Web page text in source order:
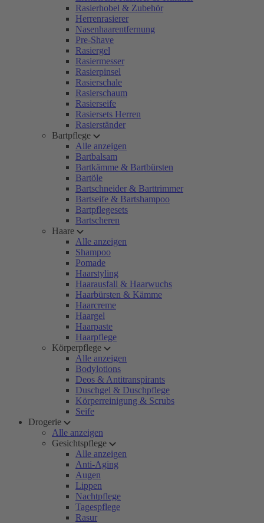
Rasierhobel & Zubehör
Herrenrasierer
Nasenhaarentfernung
Pre-Shave
Rasiergel
Rasiermesser
Rasierpinsel
Rasierschale
Rasierschaum
Rasierseife
Rasiersets Herren
Rasierständer
Bartpflege
Alle anzeigen
Bartbalsam
Bartkämme & Bartbürsten
Bartöle
Bartschneider & Barttrimmer
Bartseife & Bartshampoo
Bartpflegesets
Bartscheren
Haare
Alle anzeigen
Shampoo
Pomade
Haarstyling
Haarausfall & Haarwuchs
Haarbürsten & Kämme
Haarcreme
Haargel
Haarpaste
Haarpflege
Körperpflege
Alle anzeigen
Bodylotions
Deos & Antitranspirants
Duschgel & Duschpflege
Körperreinigung & Scrubs
Seife
Drogerie
Alle anzeigen
Gesichtspflege
Alle anzeigen
Anti-Aging
Augen
Lippen
Nachtpflege
Tagespflege
Rasur